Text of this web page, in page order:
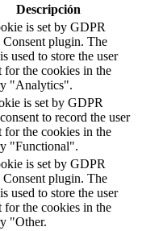
Descripción
is set by GDPR
plugin. The
used to store the user
for the cookies in the
"Analytics".
is set by GDPR
to record the user
for the cookies in the
"Functional".
is set by GDPR
plugin. The
used to store the user
for the cookies in the
"Other.